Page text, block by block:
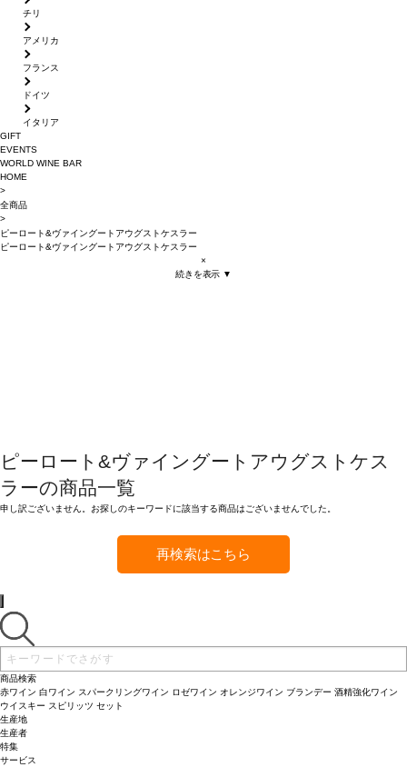
チリ
アメリカ
フランス
ドイツ
イタリア
GIFT
EVENTS
WORLD WINE BAR
HOME
>
全商品
>
ピーロート&ヴァイングートアウグストケスラー
ピーロート&ヴァイングートアウグストケスラー
×
続きを表示 ▼
ピーロート&ヴァイングートアウグストケス
ラーの商品一覧
申し訳ございません。お探しのキーワードに該当する商品はございませんでした。
再検索はこちら
商品検索
赤ワイン 白ワイン スパークリングワイン ロゼワイン オレンジワイン ブランデー 酒精強化ワイン
ウイスキー スピリッツ セット
生産地
生産者
特集
サービス